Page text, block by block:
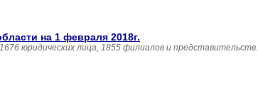
на 1 февраля 2018г.
юридических лица, 1855 филиалов и представительств.